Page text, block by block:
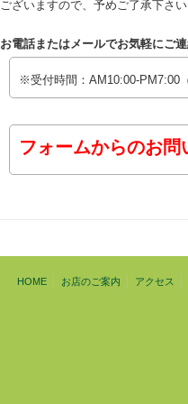
ございますので、予めご了承下さい
お電話またはメールでお気軽にご
※受付時間：AM10:00-PM7:00
フォームからのお問
HOME お店のご案内 アクセス